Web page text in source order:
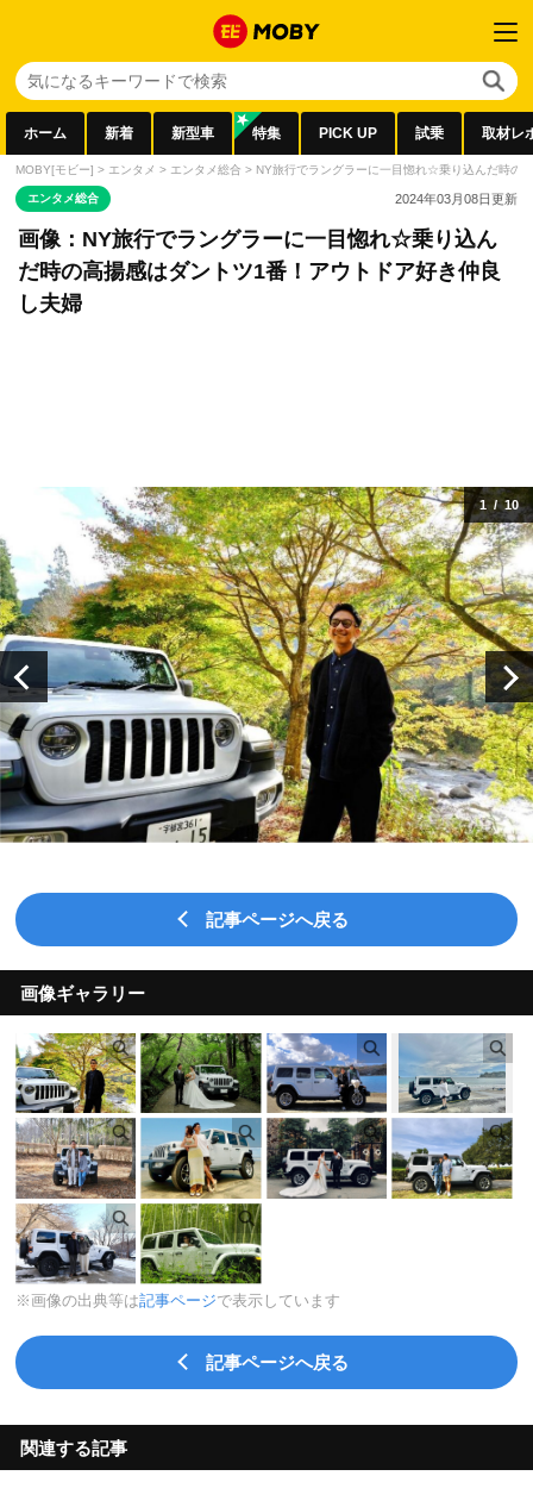
ホーム 新着 新型車 特集 PICK UP 試乗 取材レ
MOBY[モビー] > エンタメ > エンタメ総合 > NY旅行でラングラーに一目惚れ☆乗り込んだ時の
エンタメ総合 2024年03月08日更新
画像：NY旅行でラングラーに一目惚れ☆乗り込ん
だ時の高揚感はダントツ1番！アウトドア好き仲良
し夫婦
1/10
記事ページへ戻る
画像ギャラリー
※画像の出典等は記事ページで表示しています
記事ページへ戻る
関連する記事